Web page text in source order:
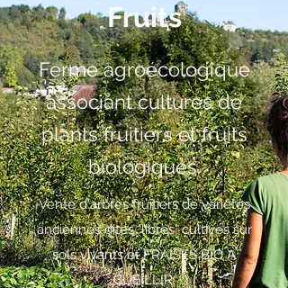
Fruits
Ferme agroécologique
associant cultures de
plants fruitiers et fruits
biologiques.
Vente d'arbres fruitiers de variétés
anciennes dites "libres" cultivés sur
sols vivants et FRAISES BIO A
CUEILLIR.